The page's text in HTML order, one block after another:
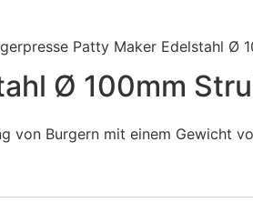
Patty Maker Edelstahl Ø
Ø 100mm
Burgern mit einem Gewicht